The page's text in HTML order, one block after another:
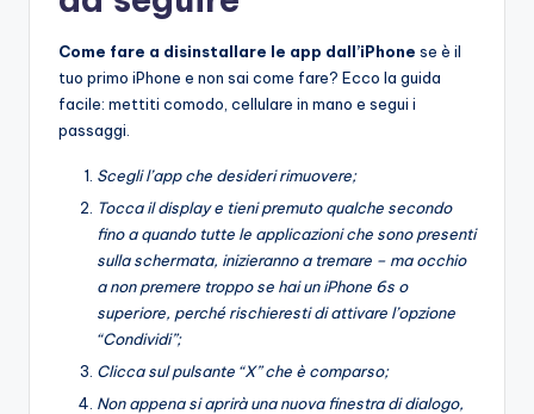
Come fare a disinstallare le app dall’iPhone se è il
tuo primo iPhone e non sai come fare? Ecco la guida
facile: mettiti comodo, cellulare in mano e segui i
passaggi.
Scegli l’app che desideri rimuovere;
Tocca il display e tieni premuto qualche secondo
fino a quando tutte le applicazioni che sono presenti
sulla schermata, inizieranno a tremare – ma occhio
a non premere troppo se hai un iPhone 6s o
superiore, perché rischieresti di attivare l’opzione
“Condividi”;
Clicca sul pulsante “X” che è comparso;
Non appena si aprirà una nuova finestra di dialogo,